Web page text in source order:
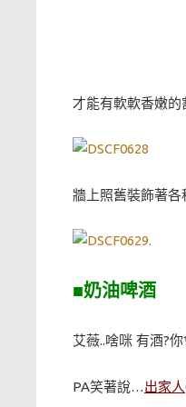
才能有軟軟香嫩的
牆上照舊裝飾著各
.
■奶油啤酒
艾薇..啥咪 有酒?你
PA笑著說…出家人